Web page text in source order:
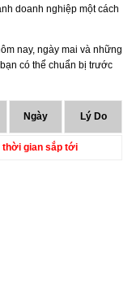
doanh nghiệp một cách
nay, ngày mai và những
có thể chuẩn bị trước
Ngày Lý Do
thời gian sắp tới